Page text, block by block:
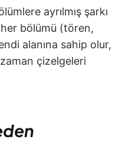
ayrılmış şarkı
bölümü (tören,
alanına sahip olur,
çizelgeleri